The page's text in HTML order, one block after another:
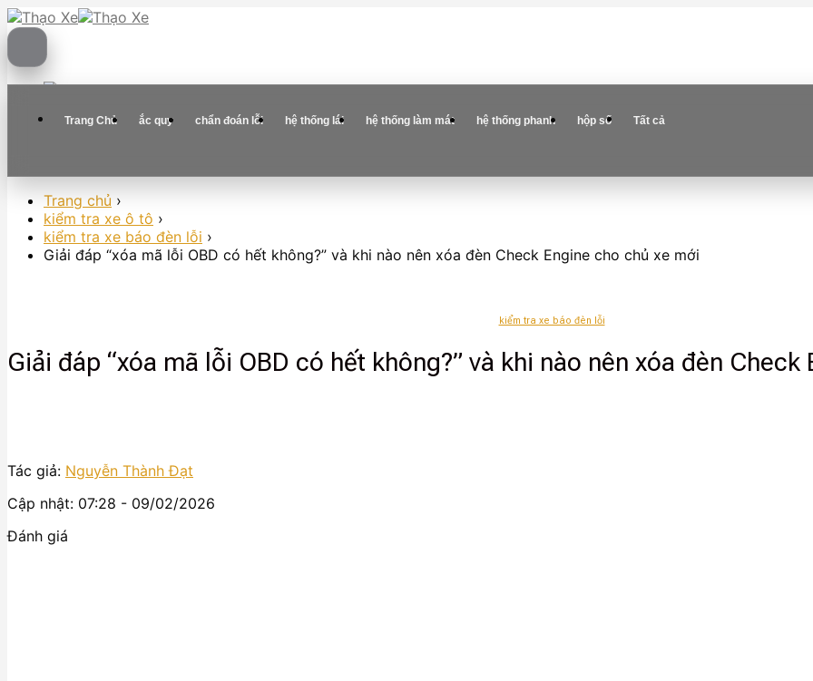
Skip
to
Trang Chủ ắc quy chẩn đoán lỗi hệ thống lái hệ thống làm mát hệ thống phanh hộp số Tất cả
Trang chủ ›
kiểm tra xe ô tô ›
kiểm tra xe báo đèn lỗi ›
Giải đáp “xóa mã lỗi OBD có hết không?” và khi nào nên xóa đèn Check Engine cho chủ xe mới
kiểm tra xe báo đèn lỗi
Giải đáp “xóa mã lỗi OBD có hết không?” và khi nào nên xóa đèn
Tác giả: Nguyễn Thành Đạt
Cập nhật: 07:28 - 09/02/2026
Đánh giá